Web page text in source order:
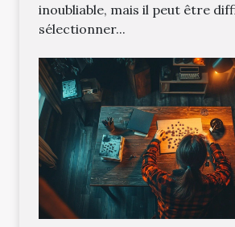
inoubliable, mais il peut être
sélectionner...